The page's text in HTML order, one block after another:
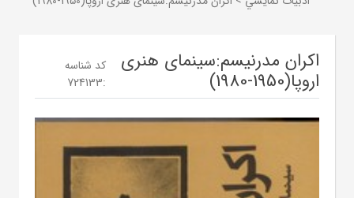
اکران مدرنیسم:سینمای هنری
اروپا(1950-1980)
کد شناسه
:
724133